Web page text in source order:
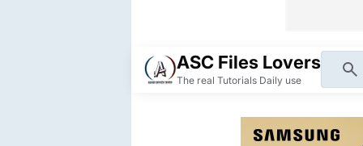
ASC Files Lovers
The real Tutorials Daily use